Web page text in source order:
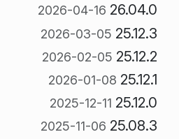
26.04.0
2026-04-16
25.12.3
2026-03-05
25.12.2
2026-02-05
25.12.1
2026-01-08
25.12.0
2025-12-11
25.08.3
2025-11-06